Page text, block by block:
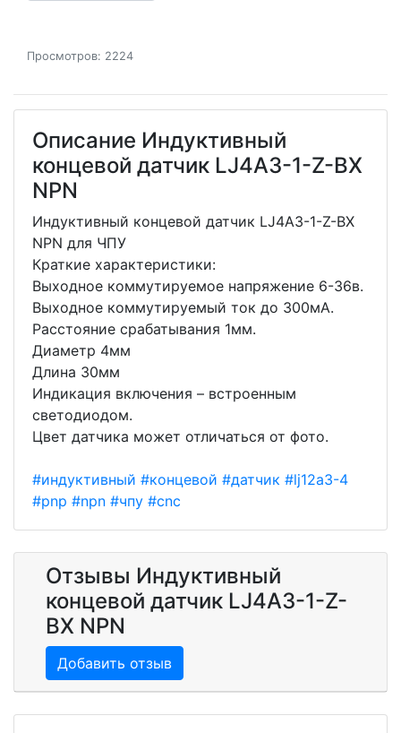
Просмотров: 2224
Описание Индуктивный
концевой датчик LJ4A3-1-Z-BX
NPN
Индуктивный концевой датчик LJ4A3-1-Z-BX
NPN для ЧПУ
Краткие характеристики:
Выходное коммутируемое напряжение 6-36в.
Выходное коммутируемый ток до 300мА.
Расстояние срабатывания 1мм.
Диаметр 4мм
Длина 30мм
Индикация включения – встроенным
светодиодом.
Цвет датчика может отличаться от фото.
#индуктивный #концевой #датчик #lj12a3-4
#pnp #npn #чпу #cnc
Отзывы Индуктивный
концевой датчик LJ4A3-1-Z-
BX NPN
Добавить отзыв